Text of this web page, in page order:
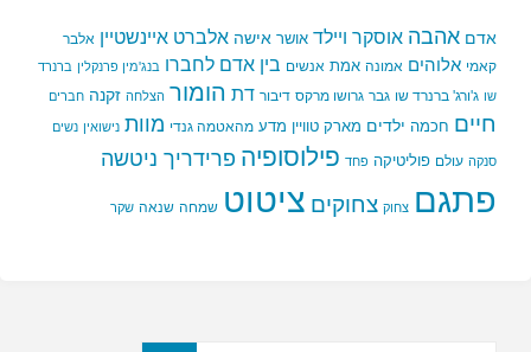
אדם אהבה אוסקר ויילד אושר אישה אלברט איינשטיין אלבר
קאמי אלוהים אמונה אמת אנשים בין אדם לחברו בנג'מין פרנקלין ברנרד
שו ג'ורג' ברנרד שו גבר גרושו מרקס דיבור דת הומור הצלחה זקנה חברים
חיים חכמה ילדים מארק טוויין מדע מהאטמה גנדי מוות נישואין נשים
סנקה עולם פוליטיקה פחד פילוסופיה פרידריך ניטשה
פתגם צחוק צחוקים ציטוט שמחה שנאה שקר